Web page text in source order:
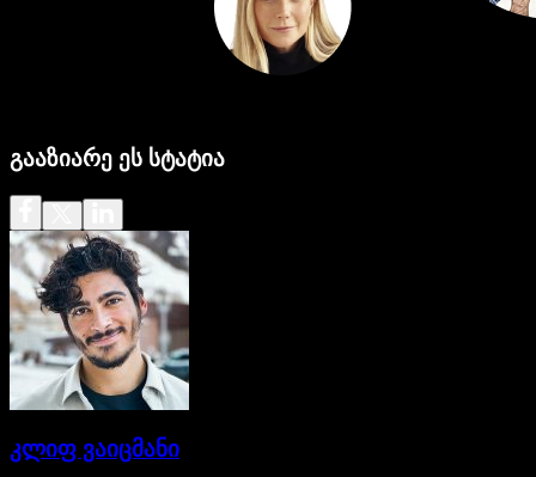
გააზიარე ეს სტატია
კლიფ ვაიცმანი